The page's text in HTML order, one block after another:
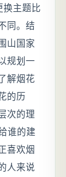
换主题比
同。结
山国家
规划一
解烟花
的历
次的理
谁的建
喜欢烟
人来说